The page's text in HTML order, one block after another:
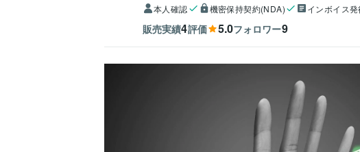
本人確認 機密保持契約(NDA) インボイス
販売実績4評価 5.0フォロワー9